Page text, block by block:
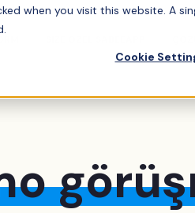
when you visit this website. A
Cookie